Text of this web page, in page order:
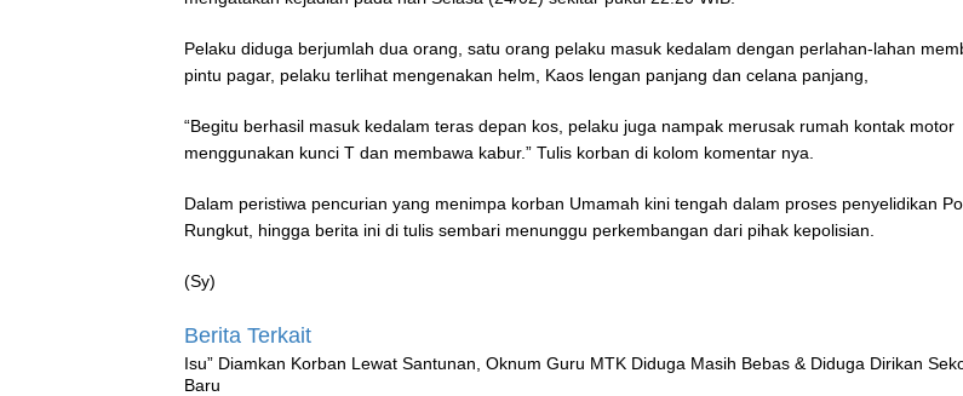
Pelaku diduga berjumlah dua orang, satu orang pelaku masuk kedalam dengan perlahan-lahan
pintu pagar, pelaku terlihat mengenakan helm, Kaos lengan panjang dan celana panjang,
“Begitu berhasil masuk kedalam teras depan kos, pelaku juga nampak merusak rumah kontak motor
menggunakan kunci T dan membawa kabur.” Tulis korban di kolom komentar nya.
Dalam peristiwa pencurian yang menimpa korban Umamah kini tengah dalam proses penyelidikan
Rungkut, hingga berita ini di tulis sembari menunggu perkembangan dari pihak kepolisian.
(Sy)
Berita Terkait
‎Isu” Diamkan Korban Lewat Santunan, Oknum Guru MTK Diduga Masih Bebas & Diduga Dirikan
Baru